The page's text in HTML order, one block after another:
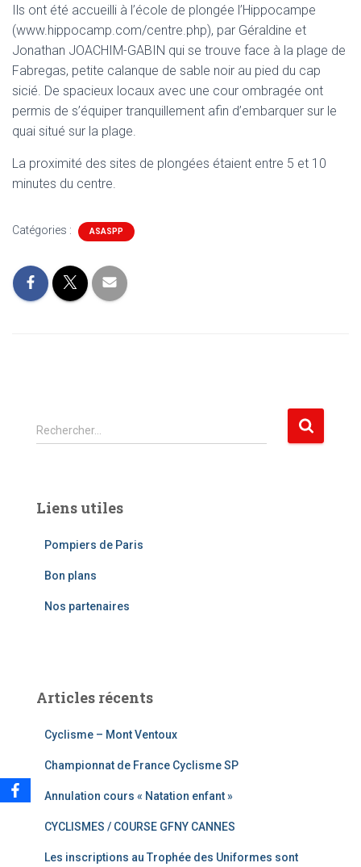
Ils ont été accueilli à l’école de plongée l’Hippocampe
(www.hippocamp.com/centre.php), par Géraldine et
Jonathan JOACHIM-GABIN qui se trouve face à la plage de
Fabregas, petite calanque de sable noir au pied du cap
sicié. De spacieux locaux avec une cour ombragée ont
permis de s’équiper tranquillement afin d’embarquer sur le
quai situé sur la plage.
La proximité des sites de plongées étaient entre 5 et 10
minutes du centre.
Catégories : ASASPP
R
e
r
Rechercher…
Liens utiles
Pompiers de Paris
Bon plans
Nos partenaires
Articles récents
Cyclisme – Mont Ventoux
Championnat de France Cyclisme SP
Annulation cours « Natation enfant »
CYCLISMES / COURSE GFNY CANNES
Les inscriptions au Trophée des Uniformes sont